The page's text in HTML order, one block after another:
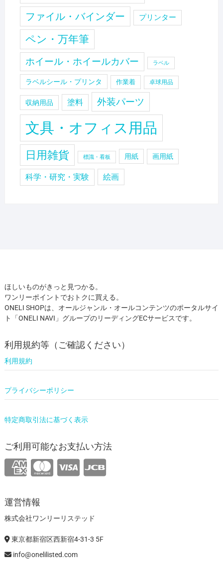
ファイル・バインダー プリンター
ペン・万年筆
ホイール・ホイールカバー ラベル
ラベルシール・プリンタ 作業着 卓球用品
収納用品 塗料 外装パーツ
文具・オフィス用品
日用雑貨 標識・看板 用紙 画用紙
科学・研究・実験 絵画
ほしいものがきっと見つかる。
ワンリーポイントでおトクに買える。
ONELI SHOPは、オールジャンル・オールコンテンツのポータルサイ
ト「ONELI NAVI」グループのリーディングECサービスです。
利用規約等（ご確認ください）
利用規約
プライバシーポリシー
特定商取引法に基づく表示
ご利用可能なお支払い方法
運営情報
株式会社ワンリーリステッド
東京都新宿区西新宿4-31-3 5F
info@onelilisted.com